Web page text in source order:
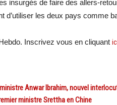
insurgés de faire des allers-
d’utiliser les deux pays comme
Inscrivez vous en cliquant
ministre Anwar Ibrahim, nouvel
ministre Srettha en Chine